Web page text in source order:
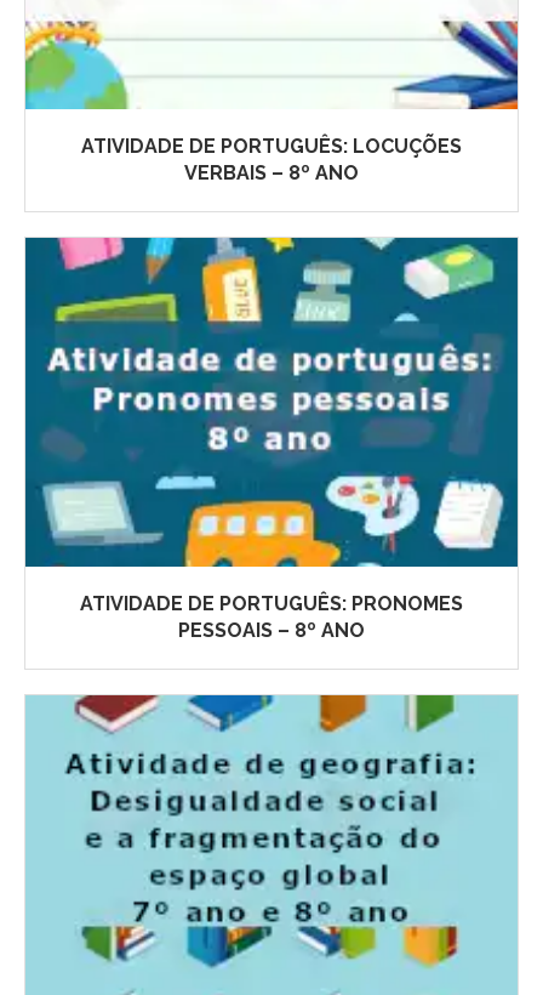
ATIVIDADE DE PORTUGUÊS: LOCUÇÕES
VERBAIS – 8º ANO
ATIVIDADE DE PORTUGUÊS: PRONOMES
PESSOAIS – 8º ANO